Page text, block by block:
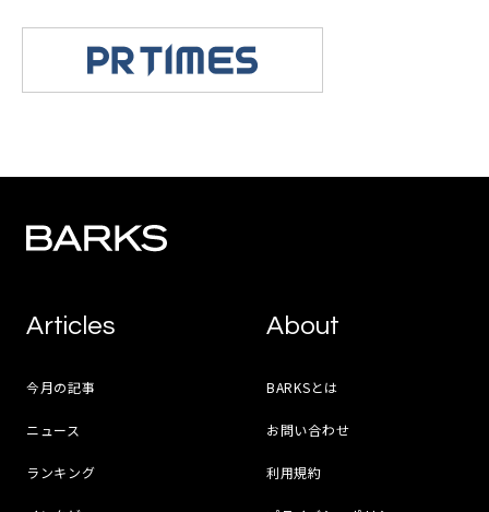
Articles
今月の記事
ニュース
ランキング
About
BARKSとは
お問い合わせ
利用規約